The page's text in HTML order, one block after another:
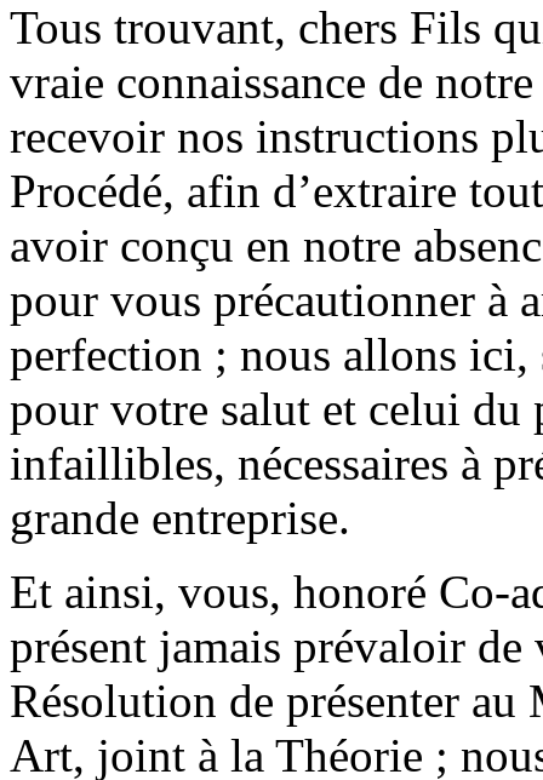
Tous trouvant, chers Fils
vraie connaissance de
recevoir nos instructions
Procédé, afin d’extraire
avoir conçu en notre
pour vous précautionner à
perfection ; nous allons ici,
pour votre salut et celui du
infaillibles, nécessaires à
grande entreprise.
Et ainsi, vous, honoré Co-
présent jamais prévaloir de
Résolution de présenter au
Art, joint à la Théorie ;